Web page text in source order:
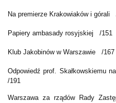
Na premierze Krakowiaków i górali
Papiery ambasady rosyjskiej /151
Klub Jakobinów w Warszawie /167
Odpowiedź prof. Skałkowskiemu
/191
Warszawa za rządów Rady